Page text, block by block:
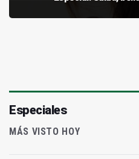
Especiales
MÁS VISTO HOY